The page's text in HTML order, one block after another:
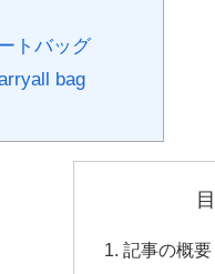
トバッグ
bag
記事の概要